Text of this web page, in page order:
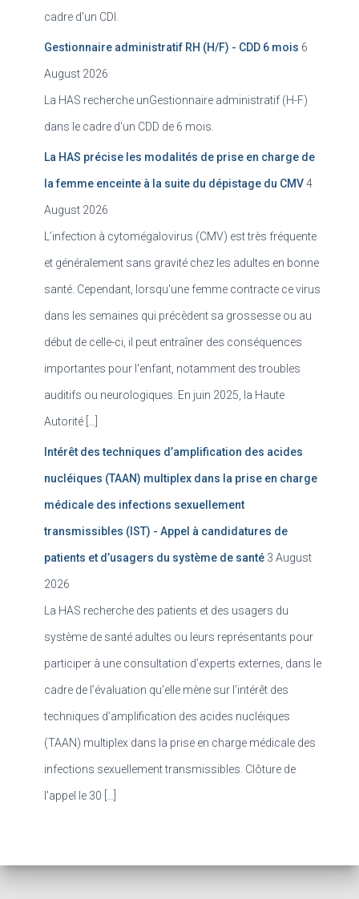
cadre d'un CDI.
Gestionnaire administratif RH (H/F) - CDD 6 mois 6
August 2026
La HAS recherche unGestionnaire administratif (H-F)
dans le cadre d'un CDD de 6 mois.
La HAS précise les modalités de prise en charge de
la femme enceinte à la suite du dépistage du CMV4
August 2026
L’infection à cytomégalovirus (CMV) est très fréquente
et généralement sans gravité chez les adultes en bonne
santé. Cependant, lorsqu'une femme contracte ce virus
dans les semaines qui précèdent sa grossesse ou au
début de celle-ci, il peut entraîner des conséquences
importantes pour l'enfant, notamment des troubles
auditifs ou neurologiques. En juin 2025, la Haute
Autorité […]
Intérêt des techniques d’amplification des acides
nucléiques (TAAN) multiplex dans la prise en charge
médicale des infections sexuellement
transmissibles (IST) - Appel à candidatures de
patients et d’usagers du système de santé 3 August
2026
La HAS recherche des patients et des usagers du
système de santé adultes ou leurs représentants pour
participer à une consultation d’experts externes, dans le
cadre de l’évaluation qu’elle mène sur l’intérêt des
techniques d’amplification des acides nucléiques
(TAAN) multiplex dans la prise en charge médicale des
infections sexuellement transmissibles. Clôture de
l’appel le 30 […]